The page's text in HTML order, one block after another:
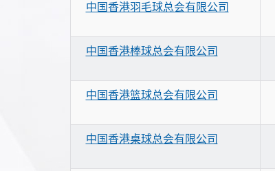
中国香港羽毛球总会有限公司
中国香港棒球总会有限公司
中国香港篮球总会有限公司
中国香港桌球总会有限公司